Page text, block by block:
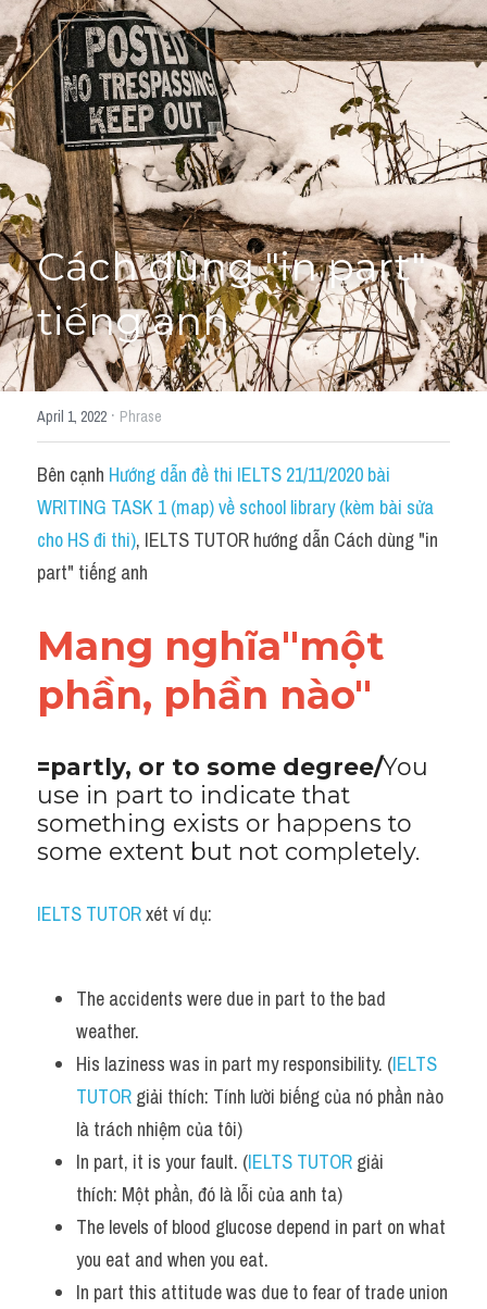
Giải đề thi từng câu
Lời khuyên
Giải đề thi
Academic words
Phrase
Phrasal Verb
Idioms đồng nghĩa
Idioms trái nghĩa
Antonym
Idiom
Grammar
Word form
Cách dùng từ
Đề thi thật Task 2
Speaking
Vocabulary
HỌC THỬ
Cách dùng "in part"
tiếng anh
April 1, 2022 · Phrase
Bên cạnh Hướng dẫn đề thi IELTS 21/11/2020 bài
WRITING TASK 1 (map) về school library (kèm bài sửa
cho HS đi thi), IELTS TUTOR hướng dẫn Cách dùng "in
part" tiếng anh
Mang nghĩa"một
phần, phần nào"
=partly, or to some degree/You
use in part to indicate that
something exists or happens to
some extent but not completely.
IELTS TUTOR xét ví dụ:
The accidents were due in part to the bad
weather.
His laziness was in part my responsibility. (IELTS
TUTOR giải thích: Tính lười biếng của nó phần nào
là trách nhiệm của tôi)
In part, it is your fault. (IELTS TUTOR giải
thích: Một phần, đó là lỗi của anh ta)
The levels of blood glucose depend in part on what
you eat and when you eat.
In part this attitude was due to fear of trade union